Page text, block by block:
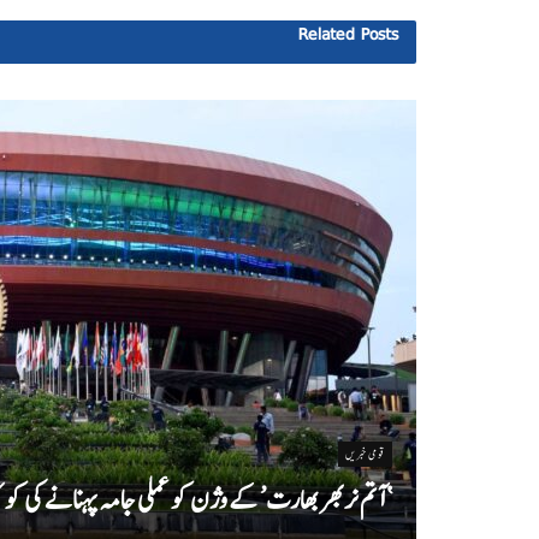
Related Posts
قومی خبریں
‘ آتم نربھر بھارت’ کے وژن کو عملی جامہ پہنانے